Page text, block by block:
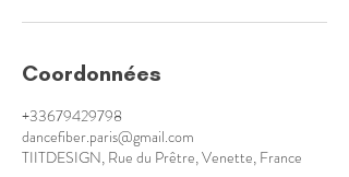
Coordonnées
+33679429798
dancefiber.paris@gmail.com
TIITDESIGN, Rue du Prêtre, Venette, France